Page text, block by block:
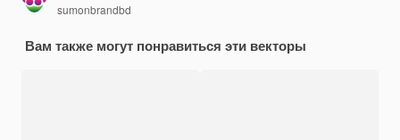
sumonbrandbd
Вам также могут понравиться эти векторы